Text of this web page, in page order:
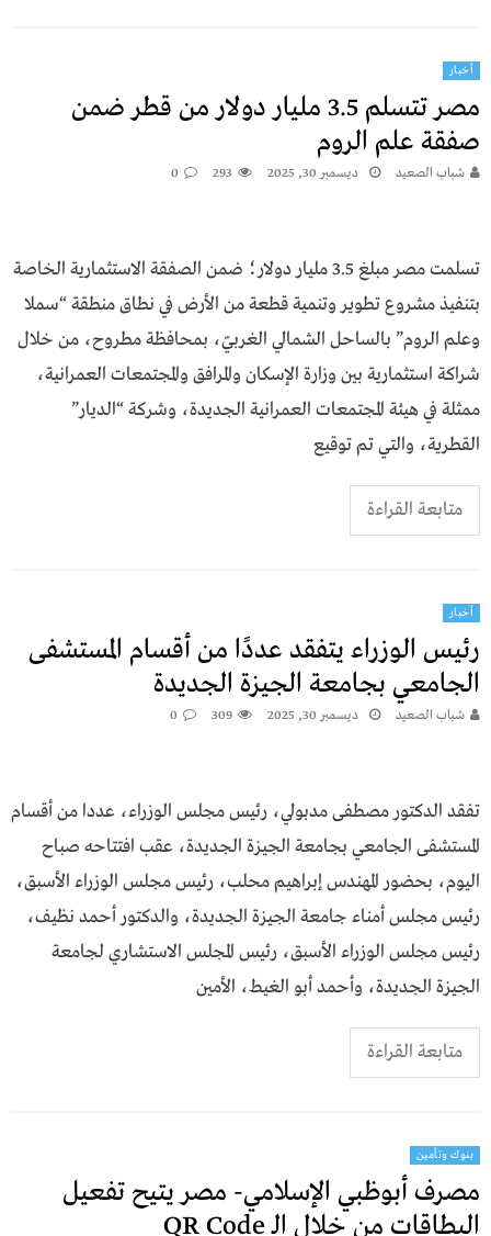
أخبار
مصر تتسلم 3.5 مليار دولار من قطر ضمن
صفقة علم الروم
شباب الصعيد ديسمبر 30, 2025 293
0
تسلمت مصر مبلغ 3.5 مليار دولار؛ ضمن الصفقة الاستثمارية الخاصة
بتنفيذ مشروع تطوير وتنمية قطعة من الأرض في نطاق منطقة “سملا
وعلم الروم” بالساحل الشمالي الغربيّ، بمحافظة مطروح، من خلال
شراكة استثمارية بين وزارة الإسكان والمرافق والمجتمعات العمرانية،
ممثلة في هيئة المجتمعات العمرانية الجديدة، وشركة “الديار”
القطرية، والتي تم توقيع
متابعة القراءة
أخبار
رئيس الوزراء يتفقد عددًا من أقسام المستشفى
الجامعي بجامعة الجيزة الجديدة
شباب الصعيد ديسمبر 30, 2025 309
0
تفقد الدكتور مصطفى مدبولي، رئيس مجلس الوزراء، عددا من أقسام
المستشفى الجامعي بجامعة الجيزة الجديدة، عقب افتتاحه صباح
اليوم، بحضور المهندس إبراهيم محلب، رئيس مجلس الوزراء الأسبق،
رئيس مجلس أمناء جامعة الجيزة الجديدة، والدكتور أحمد نظيف،
رئيس مجلس الوزراء الأسبق، رئيس المجلس الاستشاري لجامعة
الجيزة الجديدة، وأحمد أبو الغيط، الأمين
متابعة القراءة
بنوك وتأمين
مصرف أبوظبي الإسلامي- مصر يتيح تفعيل
البطاقات من خلال الـ QR Code